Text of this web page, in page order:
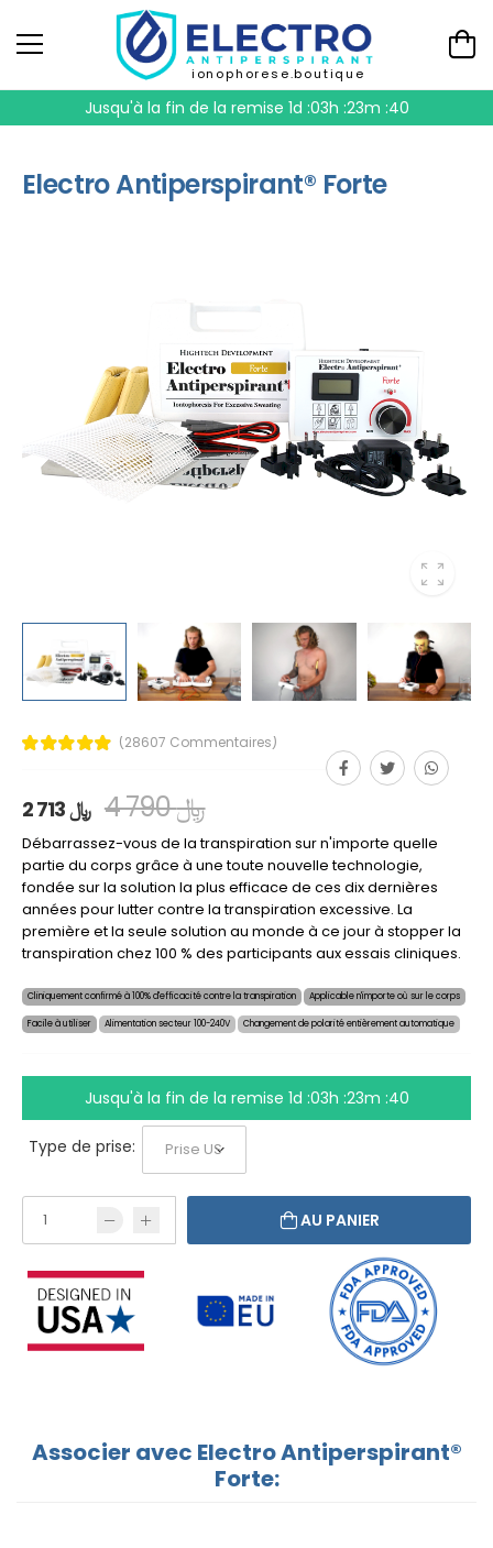
ionophorese.boutique
Jusqu'à la fin de la remise1d :03h :23m :39
Electro Antiperspirant® Forte
(28607 Commentaires)
2 713 ﷼ 4 790 ﷼
Débarrassez-vous de la transpiration sur n'importe quelle
partie du corps grâce à une toute nouvelle technologie,
fondée sur la solution la plus efficace de ces dix dernières
années pour lutter contre la transpiration excessive. La
première et la seule solution au monde à ce jour à stopper la
transpiration chez 100 % des participants aux essais cliniques.
Cliniquement confirmé à 100% d'efficacité contre la transpiration Applicable n'importe où sur le corps
Facile à utiliser Alimentation secteur 100-240V Changement de polarité entièrement automatique
Jusqu'à la fin de la remise1d :03h :23m :39
Type de prise:
AU PANIER
Associer avec Electro Antiperspirant®
Forte: